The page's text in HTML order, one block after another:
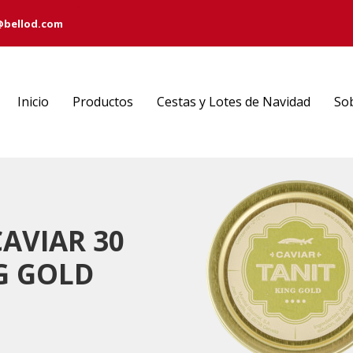
Inicio Productos Cestas y Lotes de Navidad
30
GOLD